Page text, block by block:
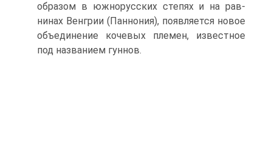
образом в южнорусских степях и на рав­
нинах Венгрии (Паннония), появляется новое
объединение ко­чевых племен, известное
под названием гуннов.